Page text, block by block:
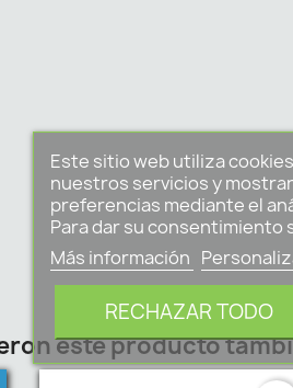
Este sitio web utiliza
nuestros servicios y
preferencias mediante el
Para dar su consentimiento
Más información
RECHAZAR TODO
este producto